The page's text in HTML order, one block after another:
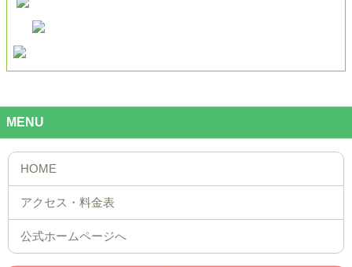
MENU
公式ホームページへ